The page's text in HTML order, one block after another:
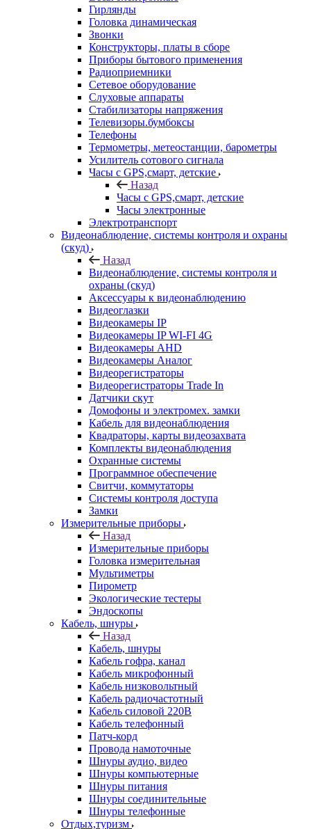
Гирлянды
Головка динамическая
Звонки
Конструкторы, платы в сборе
Приборы бытового применения
Радиоприемники
Сетевое оборудование
Слуховые аппараты
Стабилизаторы напряжения
Телевизоры.бумбоксы
Телефоны
Термометры, метеостанции, барометры
Усилитель сотового сигнала
Часы с GPS,смарт, детские
Назад
Часы с GPS,смарт, детские
Часы электронные
Электротранспорт
Видеонаблюдение, системы контроля и охраны
(скуд)
Назад
Видеонаблюдение, системы контроля и
охраны (скуд)
Аксессуары к видеонаблюдению
Видеоглазки
Видеокамеры IP
Видеокамеры IP WI-FI 4G
Видеокамеры AHD
Видеокамеры Аналог
Видеорегистраторы
Видеорегистраторы Trade In
Датчики скут
Домофоны и электромех. замки
Кабель для видеонаблюдения
Квадраторы, карты видеозахвата
Комплекты видеонаблюдения
Охранные системы
Программное обеспечение
Свитчи, коммутаторы
Системы контроля доступа
Замки
Измерительные приборы
Назад
Измерительные приборы
Головка измерительная
Мультиметры
Пирометр
Экологические тестеры
Эндоскопы
Кабель, шнуры
Назад
Кабель, шнуры
Кабель гофра, канал
Кабель микрофонный
Кабель низковольтный
Кабель радиочастотный
Кабель силовой 220В
Кабель телефонный
Патч-корд
Провода намоточные
Шнуры аудио, видео
Шнуры компьютерные
Шнуры питания
Шнуры соединительные
Шнуры телефонные
Отдых,туризм